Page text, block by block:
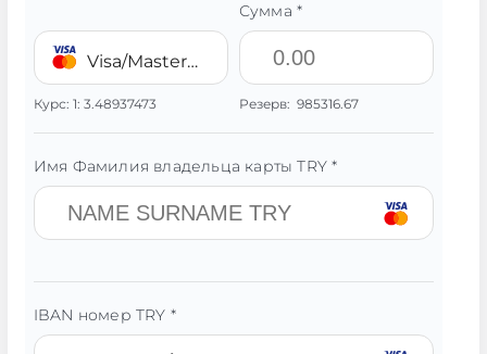
Visa/MasterCard 💳 TRY
Курс: 1: 3.48937473
Сумма *
Резерв: 985316.67
Имя Фамилия владельца карты TRY *
IBAN номер TRY *